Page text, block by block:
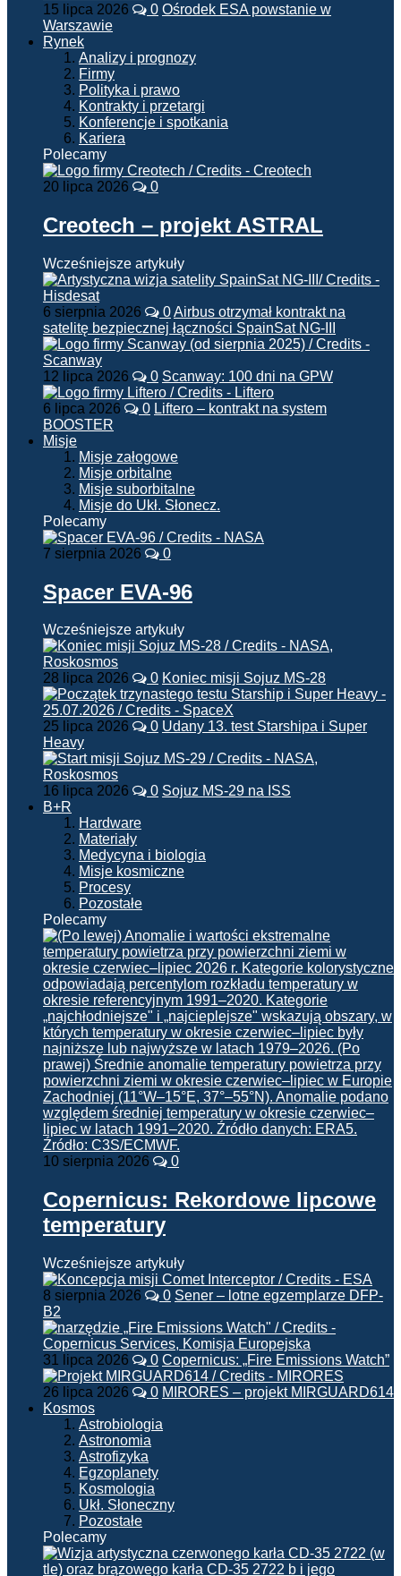
15 lipca 2026 0 Ośrodek ESA powstanie w
Warszawie
Rynek
Analizy i prognozy
Firmy
Polityka i prawo
Kontrakty i przetargi
Konferencje i spotkania
Kariera
Polecamy
20 lipca 2026 0
Creotech – projekt ASTRAL
Wcześniejsze artykuły
6 sierpnia 2026 0Airbus otrzymał kontrakt na
satelitę bezpiecznej łączności SpainSat NG-III
12 lipca 2026 0 Scanway: 100 dni na GPW
6 lipca 2026 0 Liftero – kontrakt na system
BOOSTER
Misje
Misje załogowe
Misje orbitalne
Misje suborbitalne
Misje do Ukł. Słonecz.
Polecamy
7 sierpnia 2026 0
Spacer EVA-96
Wcześniejsze artykuły
28 lipca 2026 0 Koniec misji Sojuz MS-28
25 lipca 2026 0 Udany 13. test Starshipa i Super
Heavy
16 lipca 2026 0 Sojuz MS-29 na ISS
B+R
Hardware
Materiały
Medycyna i biologia
Misje kosmiczne
Procesy
Pozostałe
Polecamy
10 sierpnia 2026 0
Copernicus: Rekordowe lipcowe
temperatury
Wcześniejsze artykuły
8 sierpnia 2026 0 Sener – lotne egzemplarze DFP-
B2
31 lipca 2026 0 Copernicus: „Fire Emissions Watch”
26 lipca 2026 0 MIRORES – projekt MIRGUARD614
Kosmos
Astrobiologia
Astronomia
Astrofizyka
Egzoplanety
Kosmologia
Ukł. Słoneczny
Pozostałe
Polecamy